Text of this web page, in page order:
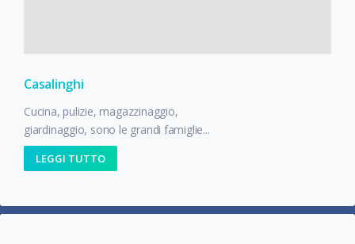
Casalinghi
Cucina, pulizie, magazzinaggio,
giardinaggio, sono le grandi famiglie...
LEGGI TUTTO